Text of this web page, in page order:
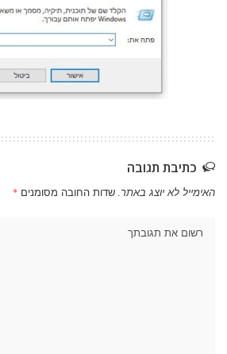
כתיבת תגובה
האימייל לא יוצג באתר. שדות החובה מסומנים *